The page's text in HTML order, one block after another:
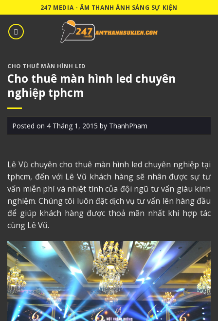
to
content
247 MEDIA - ÂM THANH ÁNH SÁNG SỰ KIỆN
CHO THUÊ MÀN HÌNH LED
Cho thuê màn hình led chuyên
nghiệp tphcm
Posted on 4 Tháng 1, 2015 by ThanhPham
Lê Vũ chuyên cho thuê màn hình led chuyên nghiệp tại
tphcm, đến với Lê Vũ khách hàng sẽ nhân được sự tư
vấn miễn phí và nhiệt tình của đội ngũ tư vấn giàu kinh
nghiệm. Chúng tôi luôn đặt dịch vụ tư vấn lên hàng đầu
để giúp khách hàng được thoả mãn nhất khi hợp tác
cùng Lê Vũ.